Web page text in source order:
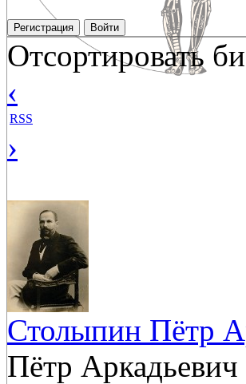
Регистрация Войти
Отсортировать
‹
RSS
›
Столыпин Пётр
Пётр